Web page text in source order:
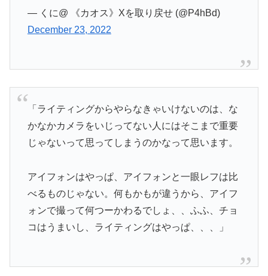
— くに@ 《カオス》Xを取り戻せ (@P4hBd)
December 23, 2022
「ライティングからやらなきゃいけないのは、な
かなかカメラをいじってない人にはそこまで重要
じゃないって思ってしまうのかなって思います。
アイフォンはやっぱ、アイフォンと一眼レフは比
べるものじゃない。何もかもが違うから、アイフ
ォンで撮って何つーかわるでしょ、、ふふ、チョ
コはうまいし、ライティングはやっぱ、、、」